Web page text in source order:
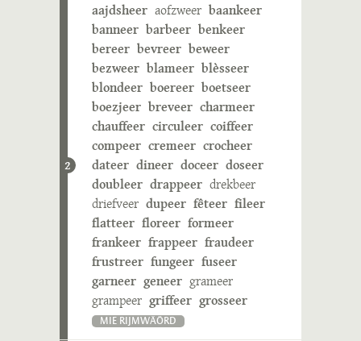
2
aajdsheer aofzweer baankeer
banneer barbeer benkeer
bereer bevreer beweer
bezweer blameer blèsseer
blondeer boereer boetseer
boezjeer breveer charmeer
chauffeer circuleer coiffeer
compeer cremeer crocheer
dateer dineer doceer doseer
doubleer drappeer drekbeer
driefveer dupeer fêteer fileer
flatteer floreer formeer
frankeer frappeer fraudeer
frustreer fungeer fuseer
garneer geneer grameer
grampeer griffeer grosseer
MIE RIJMWÄÖRD